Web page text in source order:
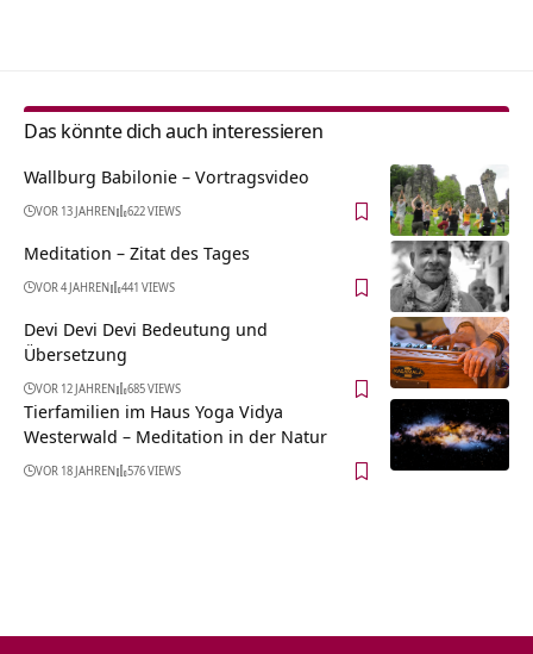
Das könnte dich auch interessieren
Wallburg Babilonie‏‎ – Vortragsvideo
VOR 13 JAHREN 622 VIEWS
Meditation – Zitat des Tages
VOR 4 JAHREN 441 VIEWS
Devi Devi Devi Bedeutung und
Übersetzung
VOR 12 JAHREN 685 VIEWS
Tierfamilien im Haus Yoga Vidya
Westerwald – Meditation in der Natur
VOR 18 JAHREN 576 VIEWS